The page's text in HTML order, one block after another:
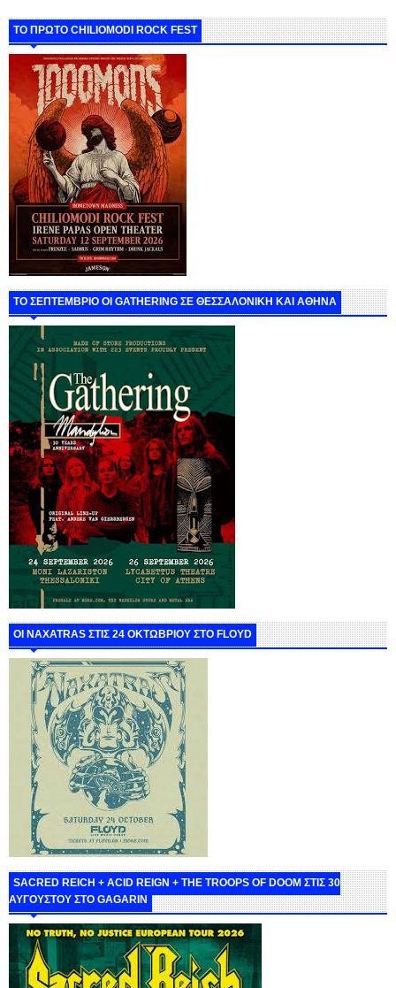
ΤΟ ΠΡΩΤΟ CHILIOMODI ROCK FEST
ΤΟ ΣΕΠΤΕΜΒΡΙΟ ΟΙ GATHERING ΣΕ ΘΕΣΣΑΛΟΝΙΚΗ ΚΑΙ ΑΘΗΝΑ
ΟΙ NAXATRAS ΣΤΙΣ 24 ΟΚΤΩΒΡΙΟΥ ΣΤΟ FLOYD
SACRED REICH + ACID REIGN + THE TROOPS OF DOOM ΣΤΙΣ 30
ΑΥΓΟΥΣΤΟΥ ΣΤΟ GAGARIN